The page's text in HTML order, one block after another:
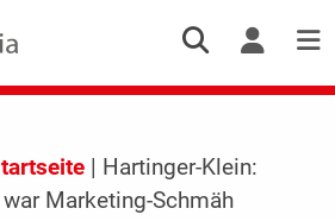
| Hartinger-Klein:
Marketing-Schmäh